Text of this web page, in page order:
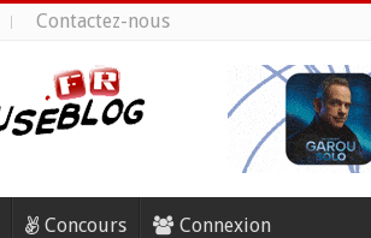
Contactez-nous
Concours Connexion